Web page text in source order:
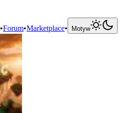
•Forum•Marketplace• Motyw